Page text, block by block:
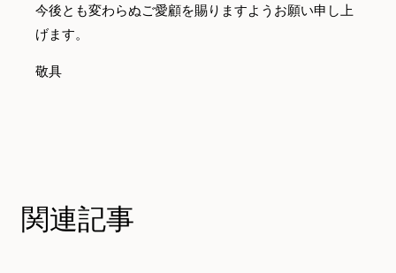
今後とも変わらぬご愛顧を賜りますようお願い申し上
げます。
敬具
関連記事